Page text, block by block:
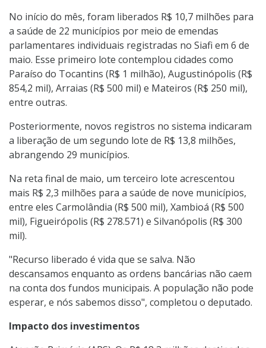
No início do mês, foram liberados R$ 10,7 milhões para
a saúde de 22 municípios por meio de emendas
parlamentares individuais registradas no Siafi em 6 de
maio. Esse primeiro lote contemplou cidades como
Paraíso do Tocantins (R$ 1 milhão), Augustinópolis (R$
854,2 mil), Arraias (R$ 500 mil) e Mateiros (R$ 250 mil),
entre outras.
Posteriormente, novos registros no sistema indicaram
a liberação de um segundo lote de R$ 13,8 milhões,
abrangendo 29 municípios.
Na reta final de maio, um terceiro lote acrescentou
mais R$ 2,3 milhões para a saúde de nove municípios,
entre eles Carmolândia (R$ 500 mil), Xambioá (R$ 500
mil), Figueirópolis (R$ 278.571) e Silvanópolis (R$ 300
mil).
"Recurso liberado é vida que se salva. Não
descansamos enquanto as ordens bancárias não caem
na conta dos fundos municipais. A população não pode
esperar, e nós sabemos disso", completou o deputado.
Impacto dos investimentos